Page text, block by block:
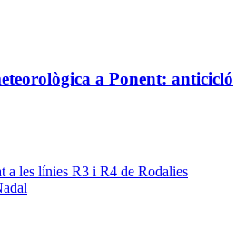
a Ponent: anticicló